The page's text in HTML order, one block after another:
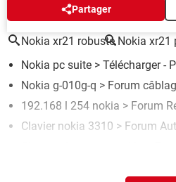
Partager
AUTOUR DU MÊME SUJET
Nokia xr21 robuste Nokia xr21
Nokia pc suite > Télécharger -
Nokia g-010g-q > Forum
192.168 l 254 nokia > Forum
Clavier nokia 3310 > Forum